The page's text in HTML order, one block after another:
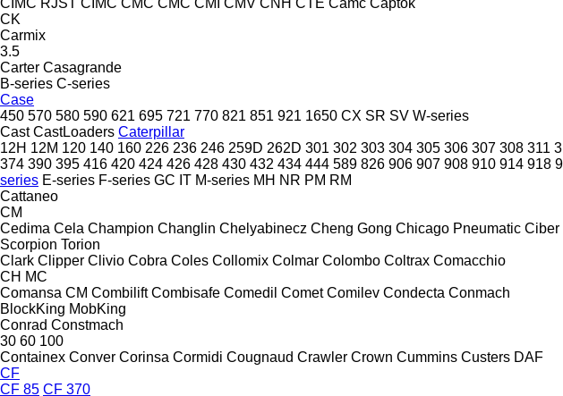
CK
Carmix
3.5
Carter Casagrande
B-series C-series
Case
450 570 580 590 621 695 721 770 821 851 921 1650 CX SR SV W-series
Cast CastLoaders Caterpillar
12H 12M 120 140 160 226 236 246 259D 262D 301 302 303 304 305 306 307 308 311
374 390 395 416 420 424 426 428 430 432 434 444 589 826 906 907 908 910 914 918
series E-series F-series GC IT M-series MH NR PM RM
Cattaneo
CM
Cedima Cela Champion Changlin Chelyabinecz Cheng Gong Chicago Pneumatic Ciber
Scorpion Torion
Clark Clipper Clivio Cobra Coles Collomix Colmar Colombo Coltrax Comacchio
CH MC
Comansa CM Combilift Combisafe Comedil Comet Comilev Condecta Conmach
BlockKing MobKing
Conrad Constmach
30 60 100
Containex Conver Corinsa Cormidi Cougnaud Crawler Crown Cummins Custers DAF
CF
CF 85 CF 370